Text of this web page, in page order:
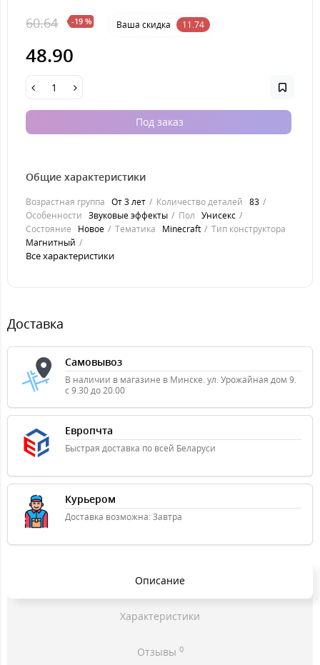
60.64 -19 % Ваша cкидка 11.74
48.90
Под заказ
Общие характеристики
Возрастная группа От 3 лет Количество деталей 83
Особенности Звуковые эффекты Пол Унисекс
Состояние
Новое Тематика Minecraft
Тип конструктора
Магнитный
Все характеристики
Доставка
Самовывоз
В наличии в магазине в Минске. ул. Урожайная дом 9.
с 9.30 до 20.00
Европчта
Быстрая доставка по всей Беларуси
Курьером
Доставка возможна: Завтра
Описание
Характеристики
Отзывы 0